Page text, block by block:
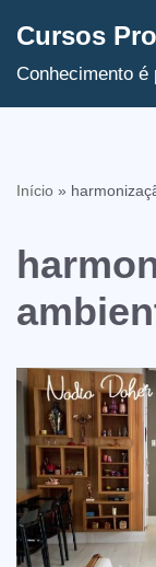
Avançar
Cursos
Conhecimento é
Início »